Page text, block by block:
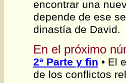
encontrar una
depende de ese
dinastía de David.
En el próximo
2ª Parte y fin • El
de los conflictos